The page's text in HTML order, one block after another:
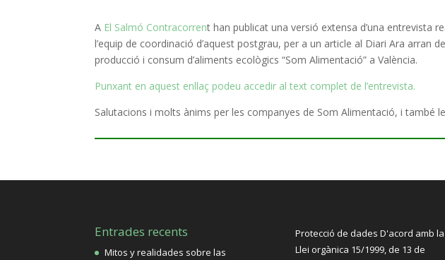
A El Salmó Contracorrent han publicat una versió extensa d’una entrevista
l’equip de coordinació d’aquest postgrau, per a un article al Diari Ara arran
producció i consum d’aliments ecològics “Som Alimentació” a València.
Punxant en aquest enllaç podeu accedir al text complet de l’entrevista.
Salutacions i molts ànims per les companyes de Som Alimentació, i també
Entrades recents
Mitos y realidades sobre las
Protecció de dades D'acord amb la
Llei orgànica 15/1999, de 13 de